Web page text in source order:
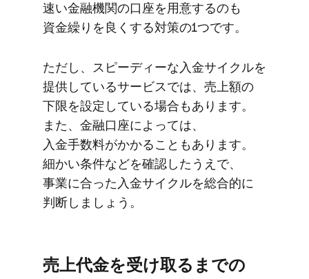
速い​金融機関の​口座を​用意するのも​
資金繰りを​良く​する​対策の​1つです。
ただし、​スピーディーな​入金サイクルを​
提供している​サービスでは、​売上額の​
下限を​設定している​場合も​あります。​
また、​金融口座に​よっては、​
入金手数料が​かかる​こともあります。​
細かい​条件などを​確認したうえで、​
事業に​合った​入金サイクルを​総合的に​
判断しましょう。
売上代金を​受け取るまでの​